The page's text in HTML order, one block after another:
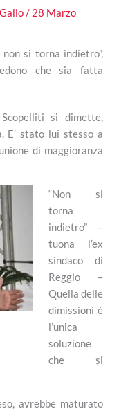
/ 28 Marzo
si torna indietro”,
che sia fatta
si dimette,
E’ stato lui stesso a
di maggioranza
“Non si
torna
indietro” –
tuona l’ex
sindaco di
Reggio –
Quella delle
dimissioni è
l’unica
soluzione
che si
avrebbe maturato